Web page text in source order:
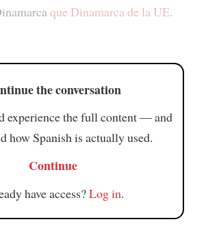
que Dinamarca de la UE.
the conversation
experience the full content — and
how Spanish is actually used.
Continue
have access?Log in.